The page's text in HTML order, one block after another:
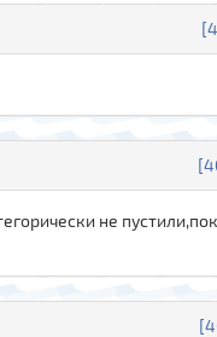
не